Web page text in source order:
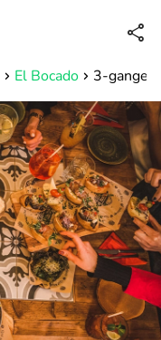
Bereikbaar tot 23:00 uur
El Bocado 3-gangen